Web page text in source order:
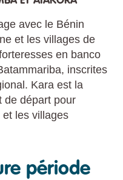
avec le Bénin
et les villages de
en banco
inscrites
Kara est la
de départ pour
les villages
période